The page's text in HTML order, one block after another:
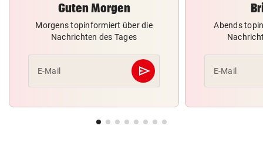
Guten Morgen
Morgens topinformiert über die
Nachrichten des Tages
E-Mail send
Abschicken
Abends
E-Mail